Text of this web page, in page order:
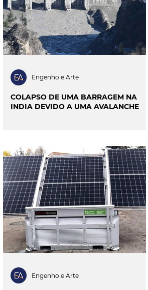
MATCH POINT
COLAPSO DE UMA BARRAGEM NA
INDIA DEVIDO A UMA AVALANCHE
Engenho e Arte
Engenho e Arte